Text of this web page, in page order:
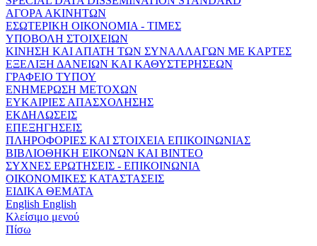
ΑΓΟΡΑ ΑΚΙΝΗΤΩΝ
ΕΣΩΤΕΡΙΚΗ ΟΙΚΟΝΟΜΙΑ - ΤΙΜΕΣ
ΥΠΟΒΟΛΗ ΣΤΟΙΧΕΙΩΝ
ΚΙΝΗΣΗ ΚΑΙ ΑΠΑΤΗ ΤΩΝ ΣΥΝΑΛΛΑΓΩΝ ΜΕ ΚΑΡΤΕΣ
ΕΞΕΛΙΞΗ ΔΑΝΕΙΩΝ ΚΑΙ ΚΑΘΥΣΤΕΡΗΣΕΩΝ
ΓΡΑΦΕΙΟ ΤΥΠΟΥ
ΕΝΗΜΕΡΩΣΗ ΜΕΤΟΧΩΝ
ΕΥΚΑΙΡΙΕΣ ΑΠΑΣΧΟΛΗΣΗΣ
ΕΚΔΗΛΩΣΕΙΣ
ΕΠΕΞΗΓΗΣΕΙΣ
ΠΛΗΡΟΦΟΡΙΕΣ ΚΑΙ ΣΤΟΙΧΕΙΑ ΕΠΙΚΟΙΝΩΝΙΑΣ
ΒΙΒΛΙΟΘΗΚΗ ΕΙΚΟΝΩΝ ΚΑΙ ΒΙΝΤΕΟ
ΣΥΧΝΕΣ ΕΡΩΤΗΣΕΙΣ - ΕΠΙΚΟΙΝΩΝΙΑ
ΟΙΚΟΝΟΜΙΚΕΣ ΚΑΤΑΣΤΑΣΕΙΣ
ΕΙΔΙΚΑ ΘΕΜΑΤΑ
English English
Κλείσιμο μενού
Πίσω